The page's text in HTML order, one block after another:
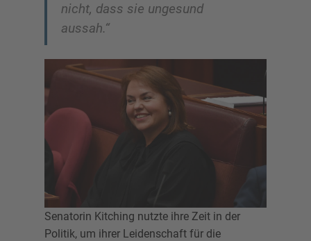
nicht, dass sie ungesund
aussah.“
Senatorin Kitching nutzte ihre Zeit in der
Politik, um ihrer Leidenschaft für die